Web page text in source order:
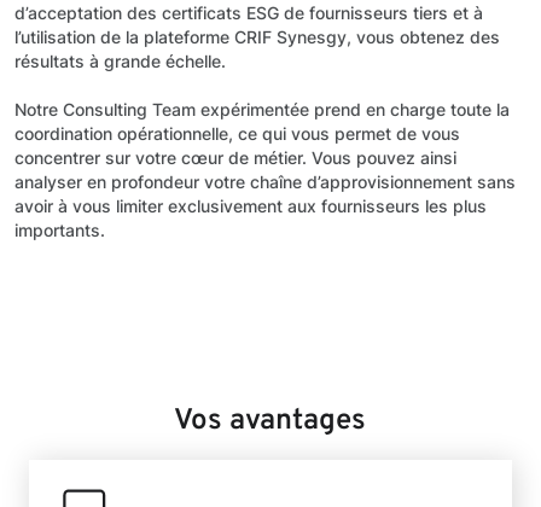
d’acceptation des certificats ESG de fournisseurs tiers et à
l’utilisation de la plateforme CRIF Synesgy, vous obtenez des
résultats à grande échelle.
Notre Consulting Team expérimentée prend en charge toute la
coordination opérationnelle, ce qui vous permet de vous
concentrer sur votre cœur de métier. Vous pouvez ainsi
analyser en profondeur votre chaîne d’approvisionnement sans
avoir à vous limiter exclusivement aux fournisseurs les plus
importants.
Vos avantages